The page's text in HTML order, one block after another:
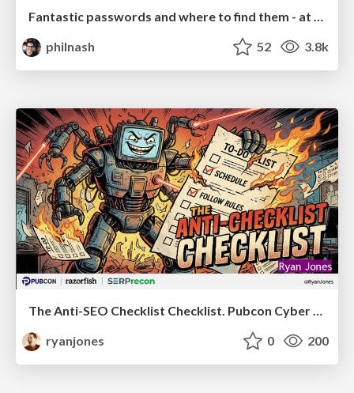
Fantastic passwords and where to find them - at NoRuKo
philnash
52 3.8k
The Anti-SEO Checklist Checklist. Pubcon Cyber Week
ryanjones
0 200